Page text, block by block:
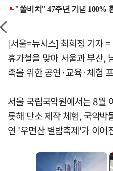
[서울=뉴시스] 최희정 기자
휴가철을 맞아 서울과 부산,
족을 위한 공연·교육·체험
서울 국립국악원에서는 8월
롯해 단소 제작 체험, 국악박
연 '우면산 별밤축제'가 이어